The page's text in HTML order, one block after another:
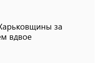
за
вдвое